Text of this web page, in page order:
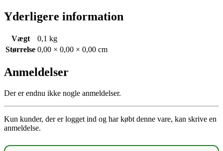
Yderligere information
Vægt
0,1 kg
Størrelse 0,00 × 0,00 × 0,00 cm
Anmeldelser
Der er endnu ikke nogle anmeldelser.
Kun kunder, der er logget ind og har købt denne vare, kan skrive en
anmeldelse.